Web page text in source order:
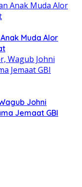
Muda Alor
Johni
Jemaat GBI